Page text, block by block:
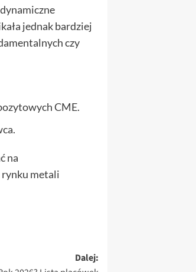
jednak bardziej
czy
CME.
na
metali
Dalej: